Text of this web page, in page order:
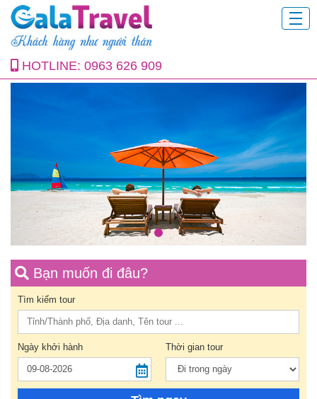
HOTLINE: 0963 626 909
Bạn muốn đi đâu?
Tìm kiếm tour
Ngày khởi hành Thời gian tour